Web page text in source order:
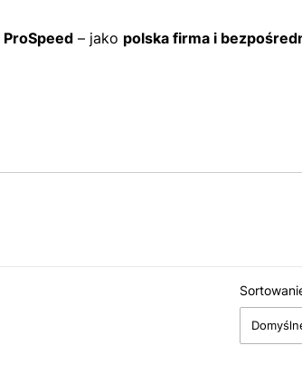
ProSpeed – jako polska firma i